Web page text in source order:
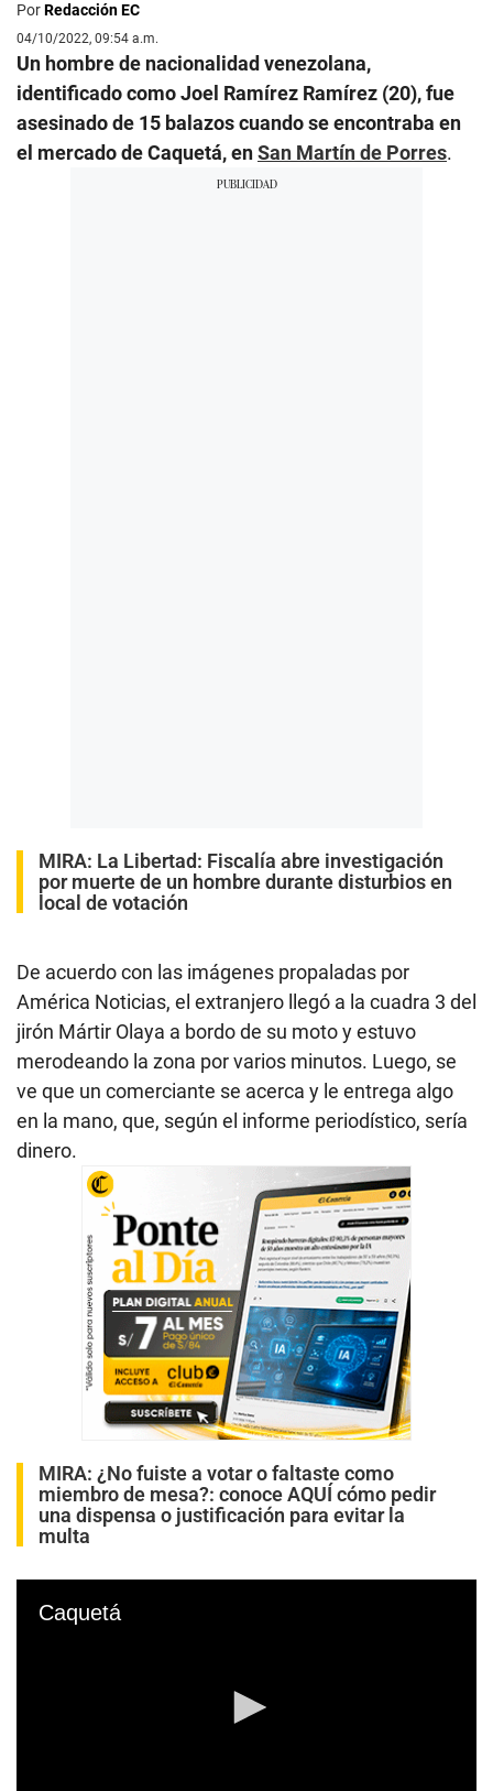
PorRedacción EC
04/10/2022, 09:54 a.m.
Un hombre de nacionalidad venezolana,
identificado como Joel Ramírez Ramírez (20), fue
asesinado de 15 balazos cuando se encontraba en
el mercado de Caquetá, enSan Martín de Porres.
MIRA: La Libertad: Fiscalía abre investigación
por muerte de un hombre durante disturbios en
local de votación
De acuerdo con las imágenes propaladas por
América Noticias, el extranjero llegó a la cuadra 3 del
jirón Mártir Olaya a bordo de su moto y estuvo
merodeando la zona por varios minutos. Luego, se
ve que un comerciante se acerca y le entrega algo
en la mano, que, según el informe periodístico, sería
dinero.
MIRA: ¿No fuiste a votar o faltaste como
miembro de mesa?: conoce AQUÍ cómo pedir
una dispensa o justificación para evitar la
multa
Caquetá